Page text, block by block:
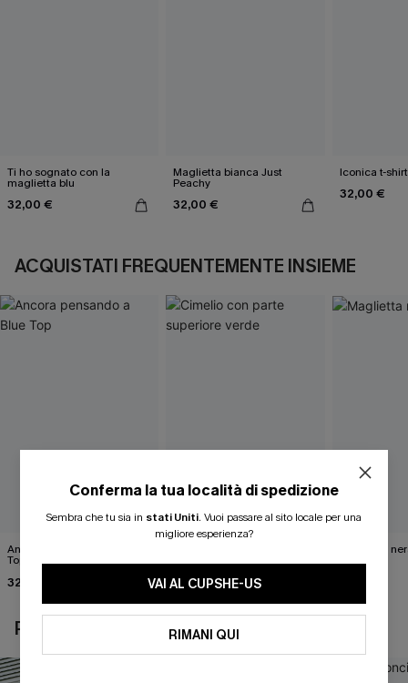
Ti ho sognato con la
maglietta blu
32,00 €
Maglietta bianca Just
Peachy
32,00 €
Iconica t-
32,00 €
ACQUISTATI FREQUENTEMENTE INSIEME
Ancora pensando a Blue
Top
32,00 € 32,00 €
Maglietta
POTREBBE INTERESSARTI ANCHE
Conferma la tua località di spedizione
Sembra che tu sia in stati Uniti. Vuoi passare al sito locale per una
migliore esperienza?
VAI AL CUPSHE-US
RIMANI QUI